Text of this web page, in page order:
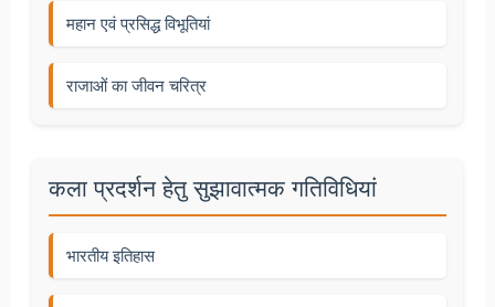
महान एवं प्रसिद्ध विभूतियां
राजाओं का जीवन चरित्र
कला प्रदर्शन हेतु सुझावात्मक गतिविधियां
भारतीय इतिहास